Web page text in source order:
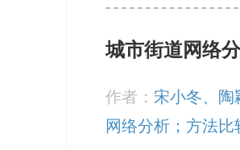
城市街道网络
作者： 宋小冬、陶
网络分析；方法比